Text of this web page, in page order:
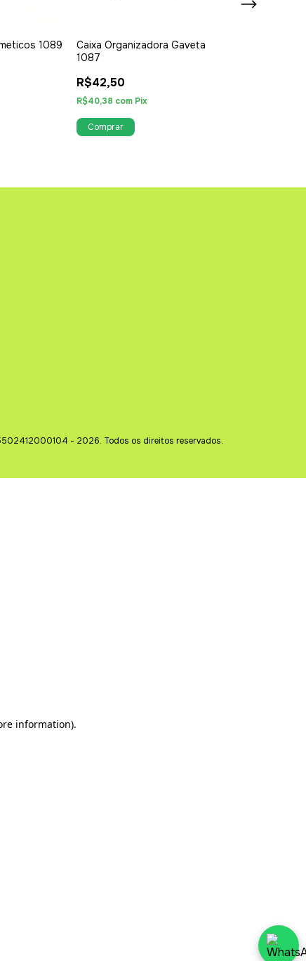
1089
Caixa Organizadora Gaveta
1087
R$42,50
R$40,38 com Pix
- 2026. Todos os direitos reservados.